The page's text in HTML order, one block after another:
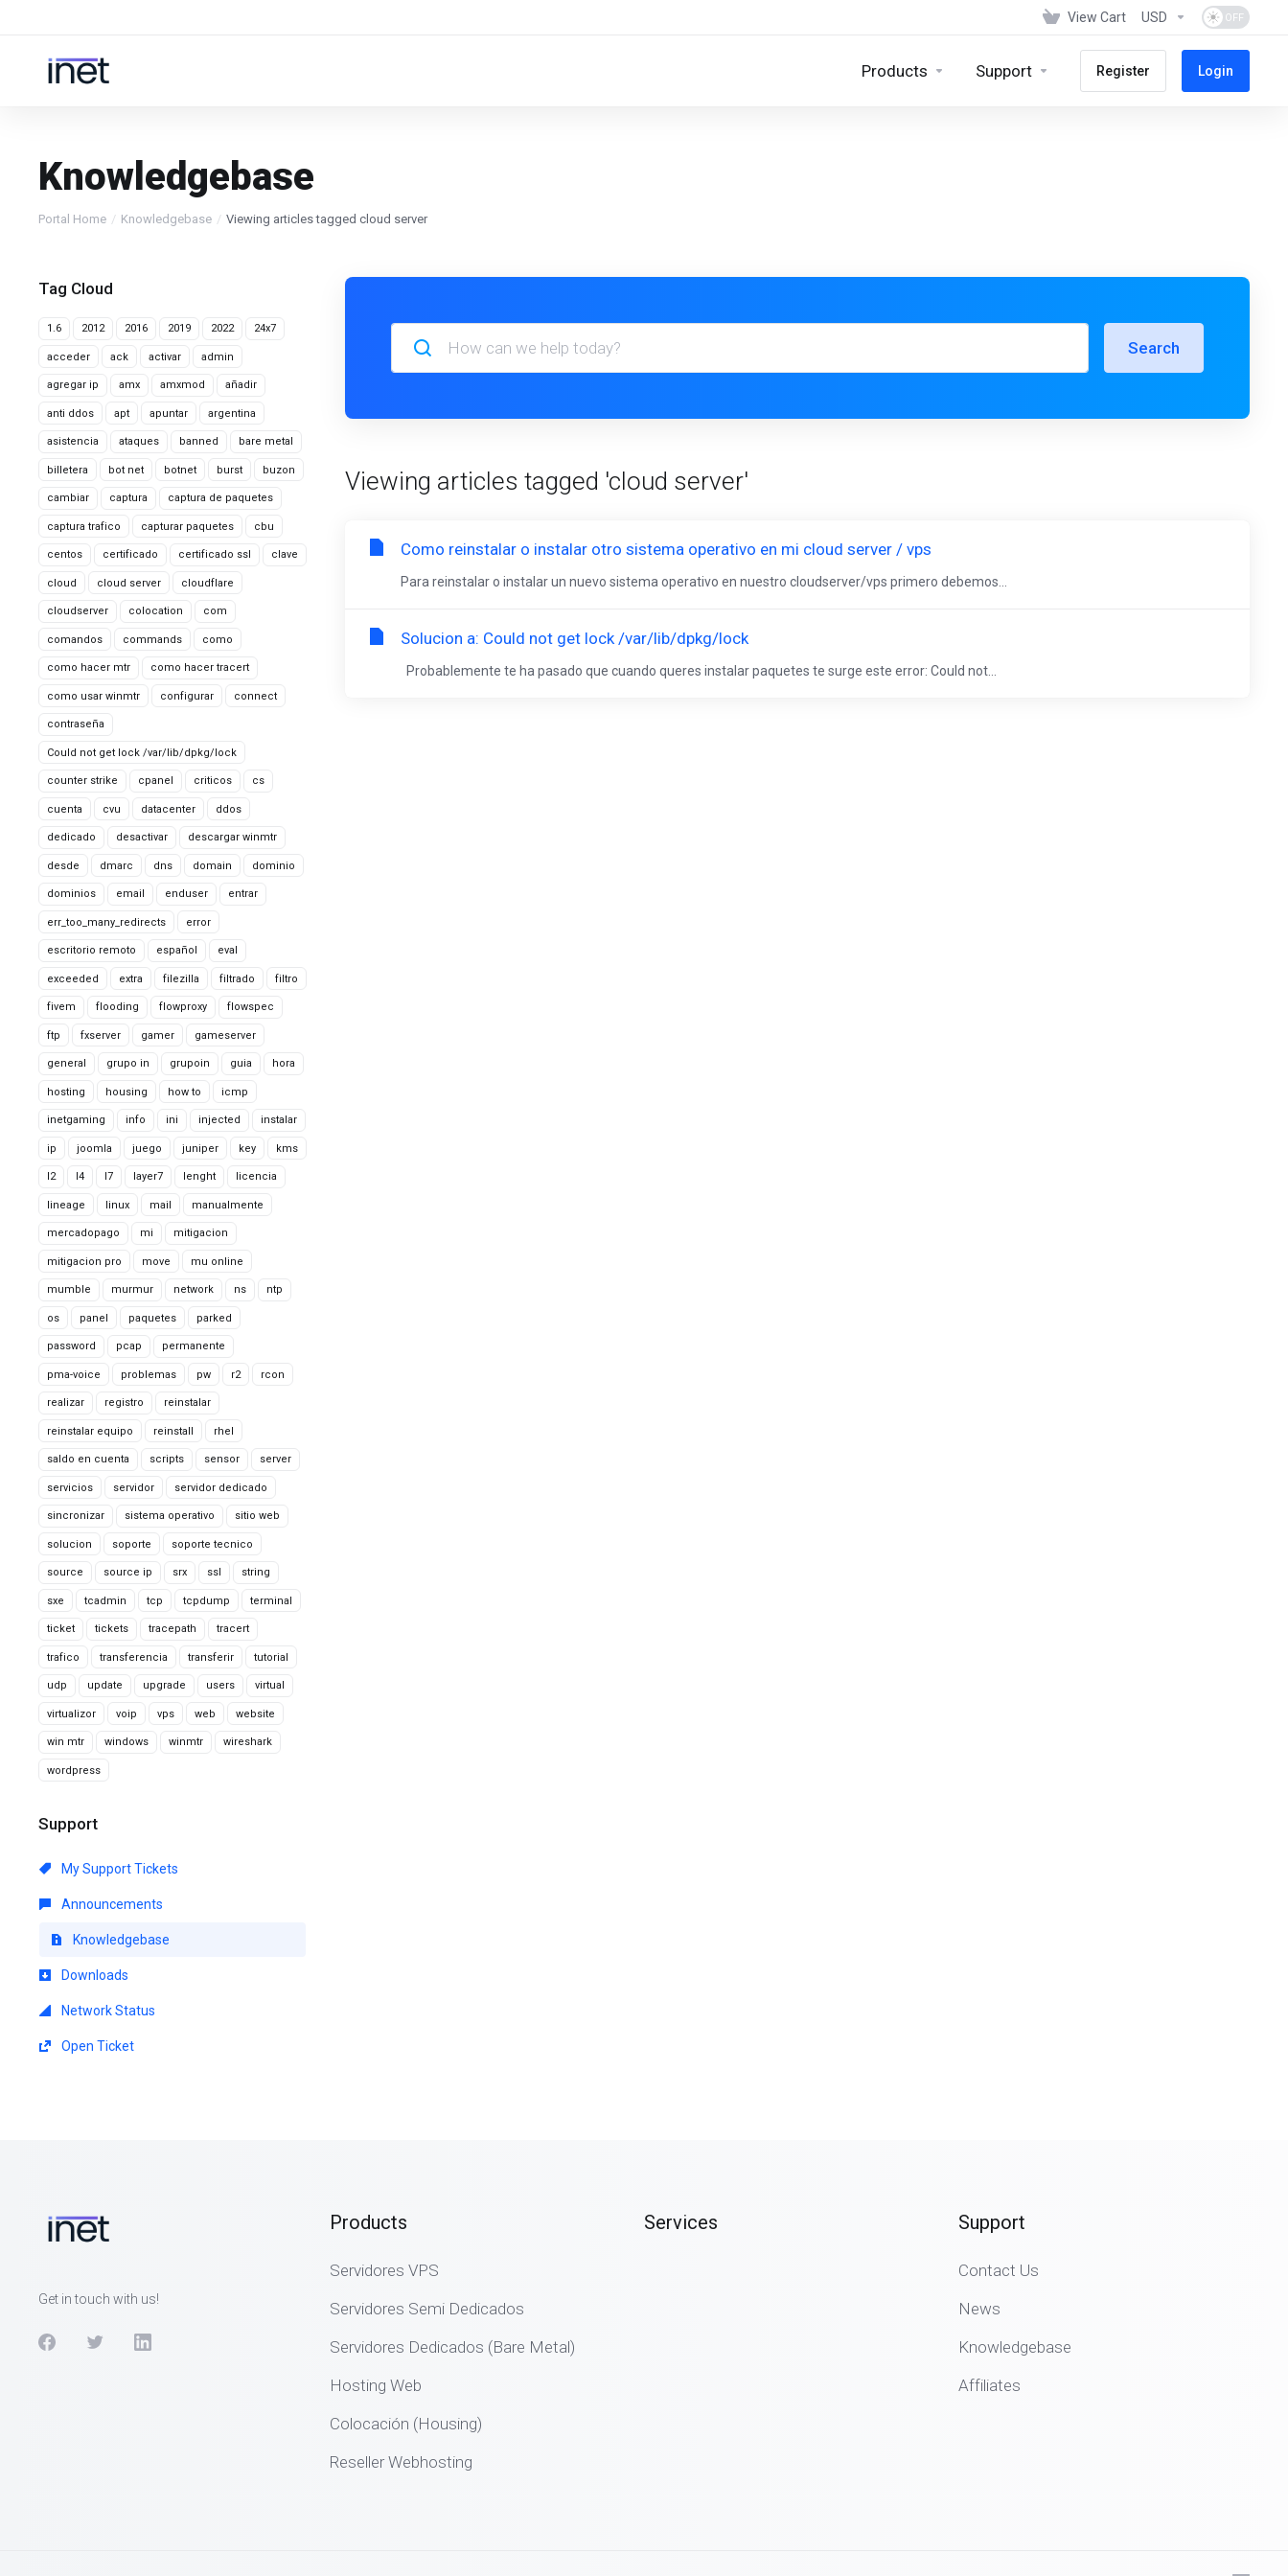
View Cart USD
Products Support Register Login
Knowledgebase
Portal Home Knowledgebase Viewing articles tagged cloud server
Tag Cloud
1.6 2012 2016 2019 2022 24x7
acceder ack activar admin
agregar ip amx amxmod añadir
anti ddos apt apuntar argentina
asistencia ataques banned bare metal
billetera bot net botnet burst buzon
cambiar captura captura de paquetes
captura trafico capturar paquetes cbu
centos certificado certificado ssl clave
cloud cloud server cloudflare
cloudserver colocation com
comandos commands como
como hacer mtr como hacer tracert
como usar winmtr configurar connect
contraseña
Could not get lock /var/lib/dpkg/lock
counter strike cpanel criticos cs
cuenta cvu datacenter ddos
dedicado desactivar descargar winmtr
desde dmarc dns domain dominio
dominios email enduser entrar
err_too_many_redirects error
escritorio remoto español eval
exceeded extra filezilla filtrado filtro
fivem flooding flowproxy flowspec
ftp fxserver gamer gameserver
general grupo in grupoin guia hora
hosting housing how to icmp
inetgaming info ini injected instalar
ip joomla juego juniper key kms
l2 l4 l7 layer7 lenght licencia
lineage linux mail manualmente
mercadopago mi mitigacion
mitigacion pro move mu online
mumble murmur network ns ntp
os panel paquetes parked
password pcap permanente
pma-voice problemas pw r2 rcon
realizar registro reinstalar
reinstalar equipo reinstall rhel
saldo en cuenta scripts sensor server
servicios servidor servidor dedicado
sincronizar sistema operativo sitio web
solucion soporte soporte tecnico
source source ip srx ssl string
sxe tcadmin tcp tcpdump terminal
ticket tickets tracepath tracert
trafico transferencia transferir tutorial
udp update upgrade users virtual
virtualizor voip vps web website
win mtr windows winmtr wireshark
wordpress
Support
My Support Tickets
Announcements
Knowledgebase
Downloads
Network Status
Open Ticket
Search
Viewing articles tagged 'cloud server'
Como reinstalar o instalar otro sistema operativo en mi cloud server / vps
Para reinstalar o instalar un nuevo sistema operativo en nuestro cloudserver/vps primero debemos...
Solucion a: Could not get lock /var/lib/dpkg/lock
Probablemente te ha pasado que cuando queres instalar paquetes te surge este error: Could not...
Get in touch with us!
Products
Servidores VPS
Servidores Semi Dedicados
Servidores Dedicados (Bare Metal)
Hosting Web
Colocación (Housing)
Reseller Webhosting
Services Support
Contact Us
News
Knowledgebase
Affiliates